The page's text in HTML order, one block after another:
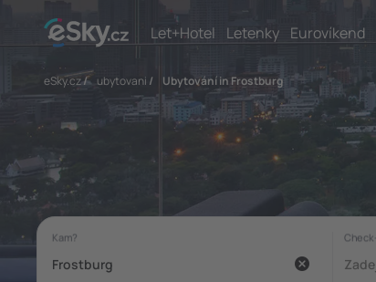
Let+Hotel Letenky Eurovíkend
eSky.cz/ ubytovani / Ubytování in Frostburg